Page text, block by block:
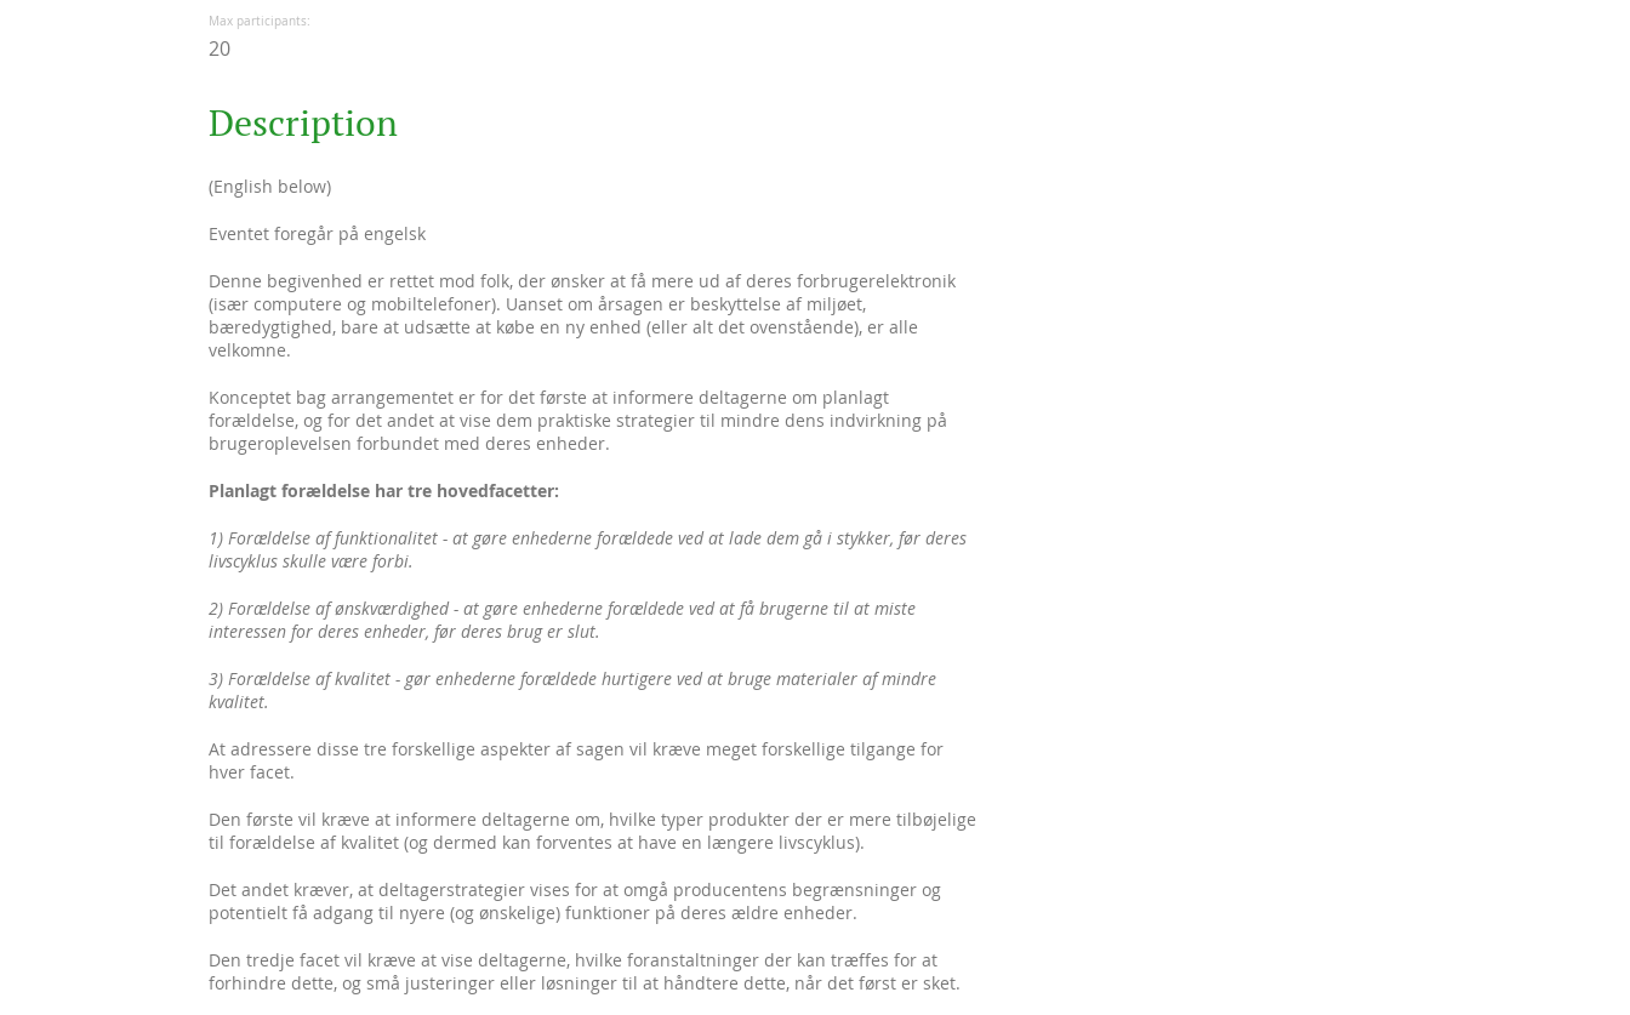
Max participants
20
Description
(English below)
Eventet foregår på engelsk
Denne begivenhed er rettet mod folk, der ønsker at få mere ud af deres forbrugerelektronik
(især computere og mobiltelefoner). Uanset om årsagen er beskyttelse af miljøet,
bæredygtighed, bare at udsætte at købe en ny enhed (eller alt det ovenstående), er alle
velkomne.
Konceptet bag arrangementet er for det første at informere deltagerne om planlagt
forældelse, og for det andet at vise dem praktiske strategier til mindre dens indvirkning på
brugeroplevelsen forbundet med deres enheder.
Planlagt forældelse har tre hovedfacetter:
1) Forældelse af funktionalitet - at gøre enhederne forældede ved at lade dem gå i stykker, før deres
livscyklus skulle være forbi.
2) Forældelse af ønskværdighed - at gøre enhederne forældede ved at få brugerne til at miste
interessen for deres enheder, før deres brug er slut.
3) Forældelse af kvalitet - gør enhederne forældede hurtigere ved at bruge materialer af mindre
kvalitet.
At adressere disse tre forskellige aspekter af sagen vil kræve meget forskellige tilgange for
hver facet.
Den første vil kræve at informere deltagerne om, hvilke typer produkter der er mere tilbøjelige
til forældelse af kvalitet (og dermed kan forventes at have en længere livscyklus).
Det andet kræver, at deltagerstrategier vises for at omgå producentens begrænsninger og
potentielt få adgang til nyere (og ønskelige) funktioner på deres ældre enheder.
Den tredje facet vil kræve at vise deltagerne, hvilke foranstaltninger der kan træffes for at
forhindre dette, og små justeringer eller løsninger til at håndtere dette, når det først er sket.